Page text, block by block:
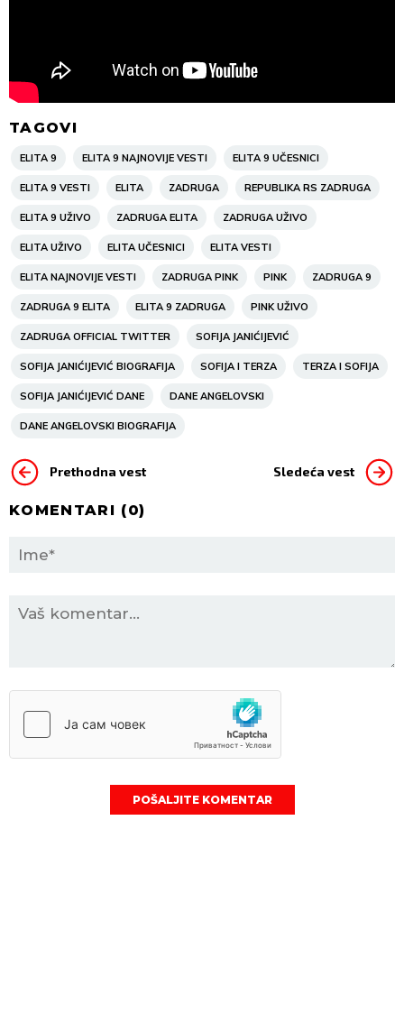
TAGOVI
ELITA 9 ELITA 9 NAJNOVIJE VESTI ELITA 9 UČESNICI
ELITA 9 VESTI ELITA ZADRUGA REPUBLIKA RS ZADRUGA
ELITA 9 UŽIVO ZADRUGA ELITA ZADRUGA UŽIVO
ELITA UŽIVO ELITA UČESNICI ELITA VESTI
ELITA NAJNOVIJE VESTI ZADRUGA PINK PINK ZADRUGA 9
ZADRUGA 9 ELITA ELITA 9 ZADRUGA PINK UŽIVO
ZADRUGA OFFICIAL TWITTER SOFIJA JANIĆIJEVIĆ
SOFIJA JANIĆIJEVIĆ BIOGRAFIJA SOFIJA I TERZA TERZA I SOFIJA
SOFIJA JANIĆIJEVIĆ DANE DANE ANGELOVSKI
DANE ANGELOVSKI BIOGRAFIJA
Prethodna vest Sledeća vest
KOMENTARI (0)
POŠALJITE KOMENTAR